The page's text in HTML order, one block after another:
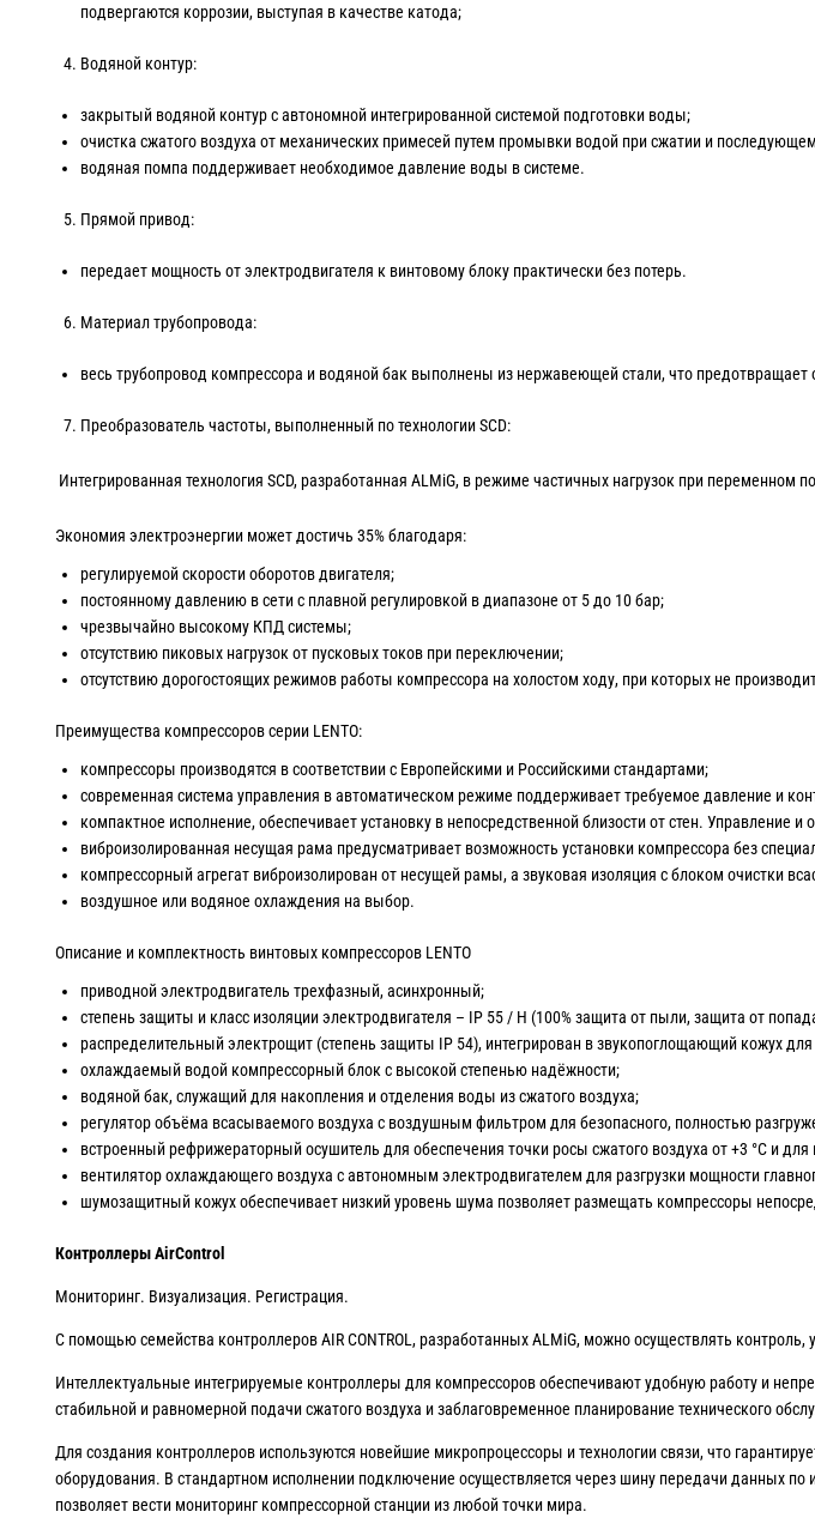
подвергаются коррозии, выступая в качестве катода;
Водяной контур:
закрытый водяной контур с автономной интегрированной системой подготовки воды;
очистка сжатого воздуха от механических примесей путем промывки водой при сжатии и
водяная помпа поддерживает необходимое давление воды в системе.
Прямой привод:
передает мощность от электродвигателя к винтовому блоку практически без потерь.
Материал трубопровода:
весь трубопровод компрессора и водяной бак выполнены из нержавеющей стали, что предотвращает
Преобразователь частоты, выполненный по технологии SCD:
Интегрированная технология SCD, разработанная ALMiG, в режиме частичных нагрузок при переменном
Экономия электроэнергии может достичь 35% благодаря:
регулируемой скорости оборотов двигателя;
постоянному давлению в сети с плавной регулировкой в диапазоне от 5 до 10 бар;
чрезвычайно высокому КПД системы;
отсутствию пиковых нагрузок от пусковых токов при переключении;
отсутствию дорогостоящих режимов работы компрессора на холостом ходу, при которых не
Преимущества компрессоров серии LENTO:
компрессоры производятся в соответствии с Европейскими и Российскими стандартами;
современная система управления в автоматическом режиме поддерживает требуемое давление и
компактное исполнение, обеспечивает установку в непосредственной близости от стен. Управление
виброизолированная несущая рама предусматривает возможность установки компрессора без
компрессорный агрегат виброизолирован от несущей рамы, а звуковая изоляция с блоком очистки
воздушное или водяное охлаждения на выбор.
Описание и комплектность винтовых компрессоров LENTO
приводной электродвигатель трехфазный, асинхронный;
степень защиты и класс изоляции электродвигателя – IP 55 / H (100% защита от пыли, защита от
распределительный электрощит (степень защиты IP 54), интегрирован в звукопоглощающий кожух
охлаждаемый водой компрессорный блок с высокой степенью надёжности;
водяной бак, служащий для накопления и отделения воды из сжатого воздуха;
регулятор объёма всасываемого воздуха с воздушным фильтром для безопасного, полностью
встроенный рефрижераторный осушитель для обеспечения точки росы сжатого воздуха от +3 °С и
вентилятор охлаждающего воздуха с автономным электродвигателем для разгрузки мощности
шумозащитный кожух обеспечивает низкий уровень шума позволяет размещать компрессоры
КонтроллерыAirControl
Мониторинг. Визуализация. Регистрация.
С помощью семейства контроллеров AIR CONTROL, разработанных ALMiG, можно осуществлять
Интеллектуальные интегрируемые контроллеры для компрессоров обеспечивают удобную работу и
стабильной и равномерной подачи сжатого воздуха и заблаговременное планирование технического
Для создания контроллеров используются новейшие микропроцессоры и технологии связи, что
оборудования. В стандартном исполнении подключение осуществляется через шину передачи данных
позволяет вести мониторинг компрессорной станции из любой точки мира.